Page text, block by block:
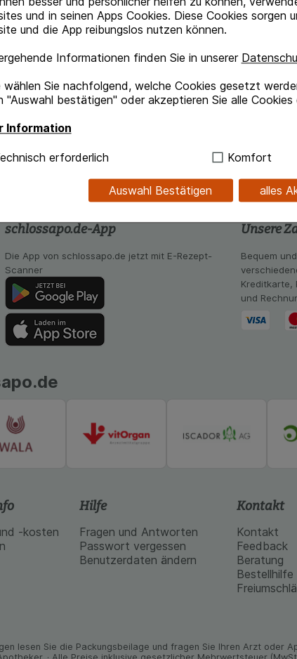
und in seinen Apps Cookies. Diese Cookies sorgen
und die App reibungslos nutzen können.
Informationen finden Sie in unserer
Sie nachfolgend, welche Cookies gesetzt
"Auswahl bestätigen" oder akzeptieren Sie alle Cookies
Information
Notwendig:Hierbei handelt es sich um Cookies,
werden kann.
beispielsweise für die Wiedererkennung des
(z.B. Spracheinstellung) anzupassen.
Bedürfnisse zugeschrittene Inhalte anzuzeigen und
& Tracking:
Hierüber lassen sich Informationen
Website sammeln, mit deren Hilfe wir unsere
auf unserer Website aber auch die Werbung auf
Bitte beachten Sie, dass Daten hierfür teilweise
übertragen werden.
erforderlich Komfort
Auswahl Bestätigen alles
schlossapo.de-App
Die App von schlossapo.de jetzt mit E-Rezept-
Scanner
Unsere
Bequem
Kreditkarte,
und
-kosten
Hilfe
Fragen und Antworten
Passwort vergessen
Benutzerdaten ändern
Kontakt
Kontakt
Feedback
Beratung
Bestellhilfe
lesen Sie die Packungs­beilage und fragen Sie Ihren Arzt oder